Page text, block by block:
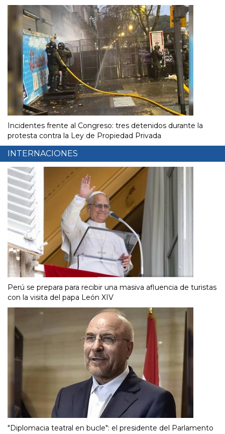
Incidentes frente al Congreso: tres detenidos durante la
protesta contra la Ley de Propiedad Privada
INTERNACIONES
Perú se prepara para recibir una masiva afluencia de turistas
con la visita del papa León XIV
"Diplomacia teatral en bucle": el presidente del Parlamento